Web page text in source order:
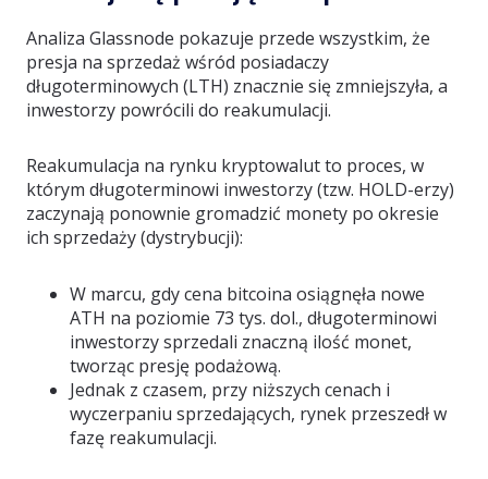
Analiza Glassnode pokazuje przede wszystkim, że
presja na sprzedaż wśród posiadaczy
długoterminowych (LTH) znacznie się zmniejszyła, a
inwestorzy powrócili do reakumulacji.
Reakumulacja na rynku kryptowalut to proces, w
którym długoterminowi inwestorzy (tzw. HOLD-erzy)
zaczynają ponownie gromadzić monety po okresie
ich sprzedaży (dystrybucji):
W marcu, gdy cena bitcoina osiągnęła nowe
ATH na poziomie 73 tys. dol., długoterminowi
inwestorzy sprzedali znaczną ilość monet,
tworząc presję podażową.
Jednak z czasem, przy niższych cenach i
wyczerpaniu sprzedających, rynek przeszedł w
fazę reakumulacji.